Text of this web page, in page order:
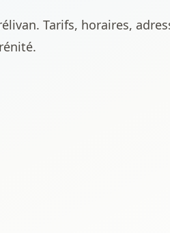
Tarifs, horaires,